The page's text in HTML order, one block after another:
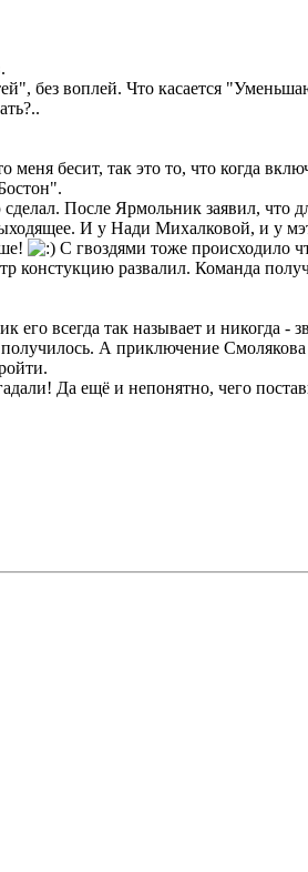
без воплей. Что касается
меня бесит, так это то, что когда
После Ярмольник заявил, что
И у Нади Михалковой, и у
С гвоздями тоже происходило
констукцию развалил. Команда
всегда так называет и никогда -
А приключение
Да ещё и непонятно, чего